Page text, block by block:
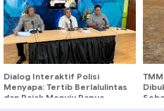
Dialog Interaktif Polisi
Menyapa: Tertib Berlalulintas
dan Pajak Menuju Papua